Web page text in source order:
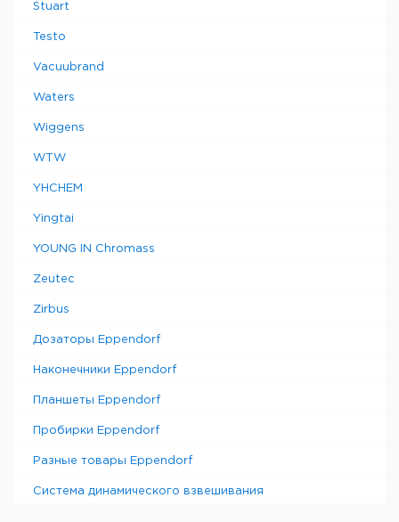
Stuart
Testo
Vacuubrand
Waters
Wiggens
WTW
YHCHEM
Yingtai
YOUNG IN Chromass
Zeutec
Zirbus
Дозаторы Eppendorf
Наконечники Eppendorf
Планшеты Eppendorf
Пробирки Eppendorf
Разные товары Eppendorf
Система динамического взвешивания